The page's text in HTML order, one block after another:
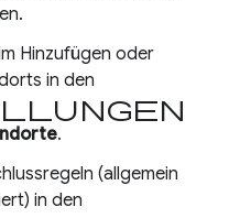
Hinzufügen oder
in den
.
(allgemein
in den